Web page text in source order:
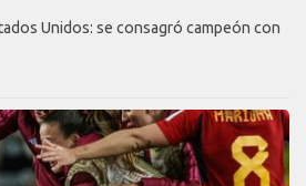
Unidos: se consagró campeón con